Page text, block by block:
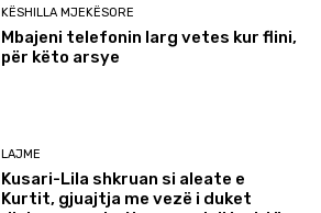
KËSHILLA MJEKËSORE
Mbajeni telefonin larg vetes kur flini,
për këto arsye
LAJME
Kusari-Lila shkruan si aleate e
Kurtit, gjuajtja me vezë i duket